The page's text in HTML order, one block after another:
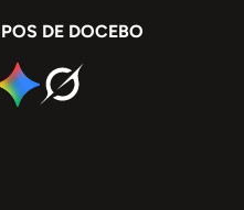
DE DOCEBO